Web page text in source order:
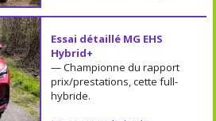
Essai détaillé MG EHS
Hybrid+
— Championne du rapport
prix/prestations, cette full-
hybride.